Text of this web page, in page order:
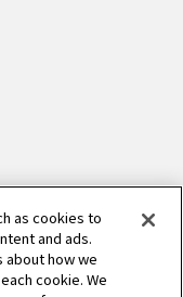
as cookies to
and ads.
how we
cookie. We